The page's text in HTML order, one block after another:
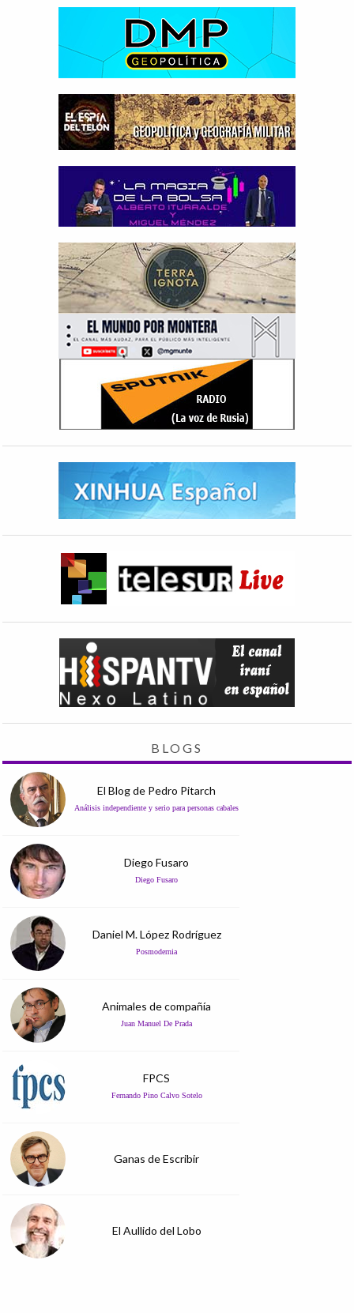
BLOGS
El Blog de Pedro Pitarch
Análisis independiente y serio para personas cabales
Diego Fusaro
Diego Fusaro
Daniel M. López Rodríguez
Posmodernia
Animales de compañía
Juan Manuel De Prada
FPCS
Fernando Pino Calvo Sotelo
Ganas de Escribir
El Aullido del Lobo